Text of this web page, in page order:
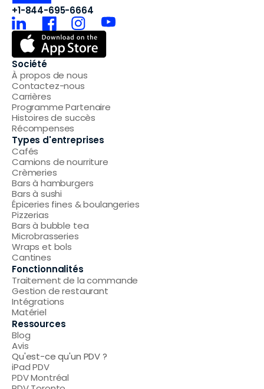
+1-844-695-6664
Société
À propos de nous
Contactez-nous
Carrières
Programme Partenaire
Histoires de succès
Récompenses
Types d'entreprises
Cafés
Camions de nourriture
Crèmeries
Bars à hamburgers
Bars à sushi
Épiceries fines & boulangeries
Pizzerias
Bars à bubble tea
Microbrasseries
Wraps et bols
Cantines
Fonctionnalités
Traitement de la commande
Gestion de restaurant
Intégrations
Matériel
Ressources
Blog
Avis
Qu'est-ce qu'un PDV ?
iPad PDV
PDV Montréal